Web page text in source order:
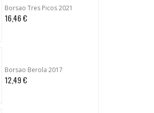
Borsao Tres Picos 2021
16,46 €
Borsao Berola 2017
12,49 €